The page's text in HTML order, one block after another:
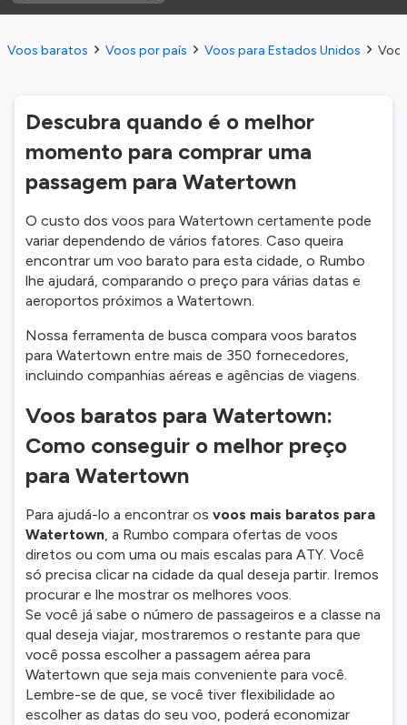
Voos baratos Voos por país Voos para Estados Unidos
Descubra quando é o melhor
momento para comprar uma
passagem para Watertown
O custo dos voos para Watertown certamente pode
variar dependendo de vários fatores. Caso queira
encontrar um voo barato para esta cidade, o Rumbo
lhe ajudará, comparando o preço para várias datas e
aeroportos próximos a Watertown.
Nossa ferramenta de busca compara voos baratos
para Watertown entre mais de 350 fornecedores,
incluindo companhias aéreas e agências de viagens.
Voos baratos para Watertown:
Como conseguir o melhor preço
para Watertown
Para ajudá-lo a encontrar os voos mais baratos para
Watertown, a Rumbo compara ofertas de voos
diretos ou com uma ou mais escalas para ATY. Você
só precisa clicar na cidade da qual deseja partir. Iremos
procurar e lhe mostrar os melhores voos.
Se você já sabe o número de passageiros e a classe na
qual deseja viajar, mostraremos o restante para que
você possa escolher a passagem aérea para
Watertown que seja mais conveniente para você.
Lembre-se de que, se você tiver flexibilidade ao
escolher as datas do seu voo, poderá economizar